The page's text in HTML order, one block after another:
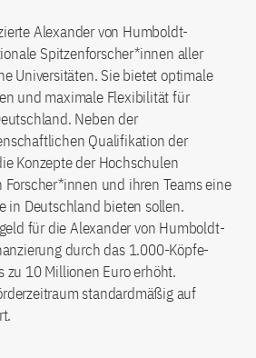
Alexander von Humboldt-
Spitzenforscher*innen aller
Universitäten. Sie bietet optimale
und maximale Flexibilität für
Neben der
Qualifikation der
Konzepte der Hochschulen
und ihren Teams eine
in Deutschland bieten sollen.
für die Alexander von Humboldt-
durch das 1.000-Köpfe-
zu 10 Millionen Euro erhöht.
standardmäßig auf